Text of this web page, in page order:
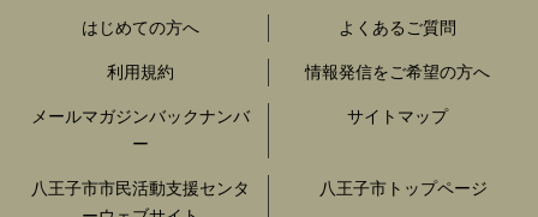
はじめての方へ よくあるご質問
利用規約 情報発信をご希望の方へ
メールマガジンバックナンバ
ー
サイトマップ
八王子市市民活動支援センタ
八王子市トップページ